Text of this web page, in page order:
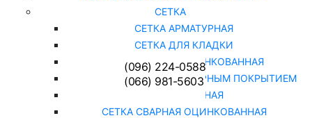
СЕТКА
СЕТКА АРМАТУРНАЯ
СЕТКА ДЛЯ КЛАДКИ
СЕТКА РАБИЦА ОЦИНКОВАННАЯ
СЕТКА РАБИЦА С ПОЛИМЕРНЫМ ПОКРЫТИЕМ
СЕТКА СВАРНАЯ
СЕТКА СВАРНАЯ ОЦИНКОВАННАЯ
(096) 224-0588
(066) 981-5603